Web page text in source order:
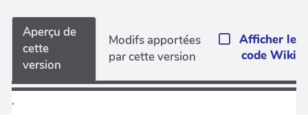
Aperçu de
cette
version
Modifs apportées
par cette version
Afficher le
code Wiki